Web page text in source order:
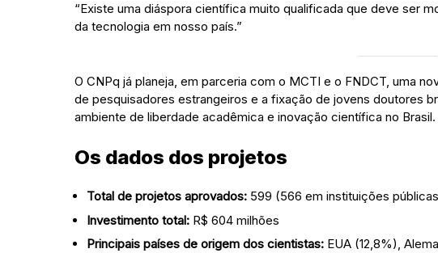
“Existe uma diáspora científica muito qualificada que deve ser
da tecnologia em nosso país.”
O CNPq já planeja, em parceria com o MCTI e o FNDCT, uma
de pesquisadores estrangeiros e a fixação de jovens doutores
ambiente de liberdade acadêmica e inovação científica no Brasil.
Os dados dos projetos
Total de projetos aprovados: 599 (566 em instituições
Investimento total: R$ 604 milhões
Principais países de origem dos cientistas: EUA (12,8%),